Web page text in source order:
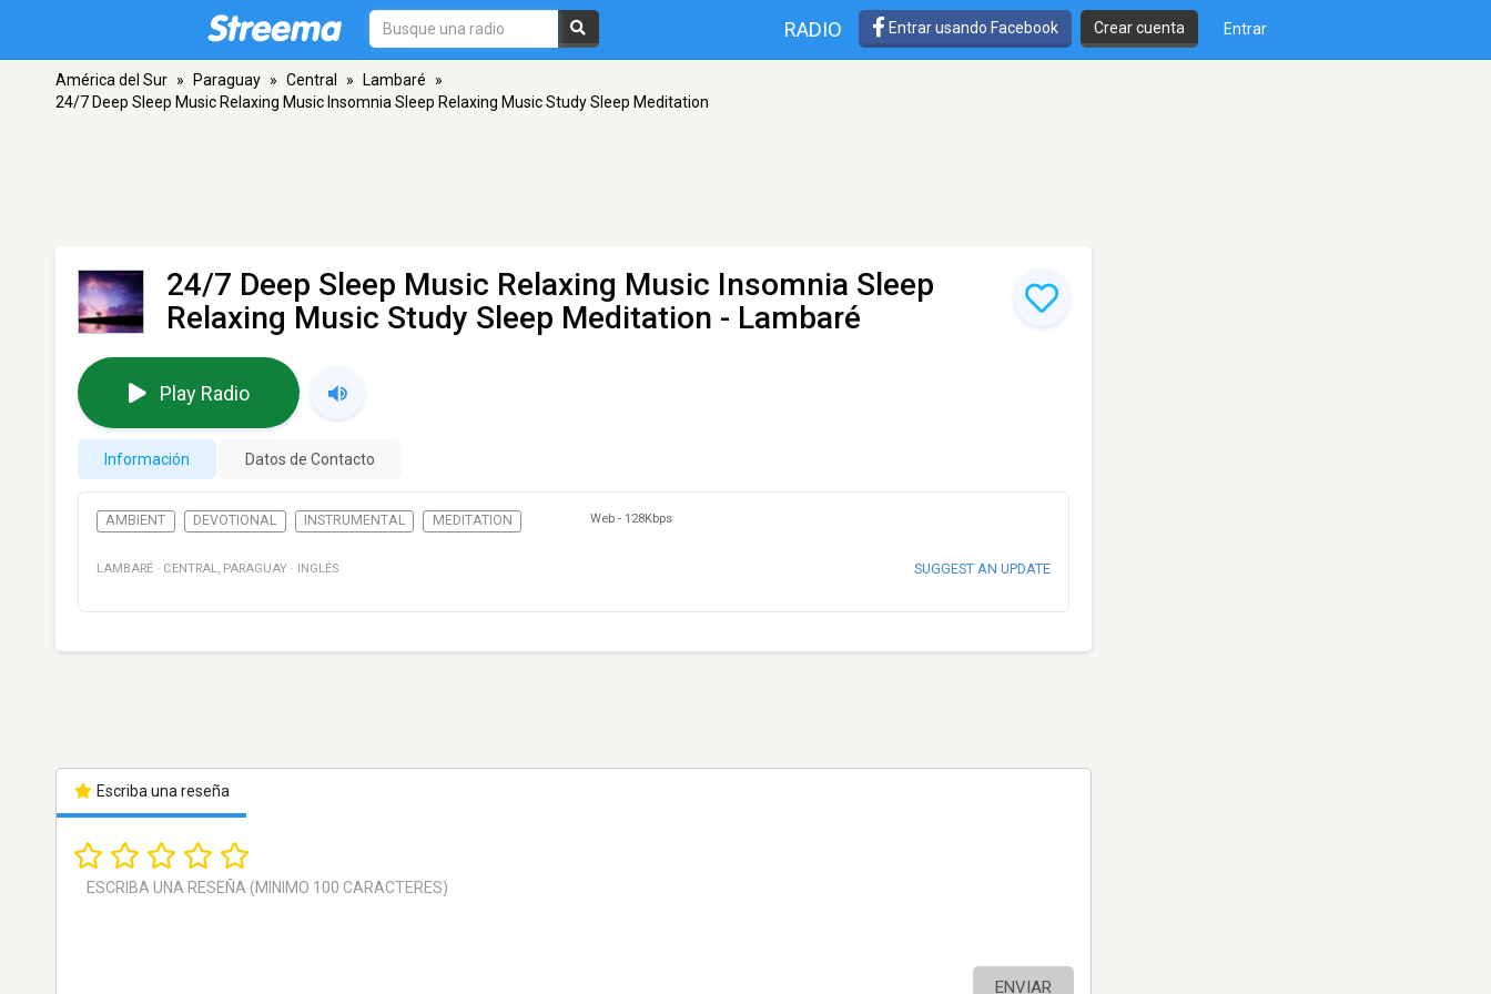
RADIO Entrar usando Facebook Crear cuenta Entrar
América del Sur » Paraguay » Central » Lambaré
»
24/7 Deep Sleep Music Relaxing Music Insomnia Sleep Relaxing Music Study Sleep Meditation
24/7 Deep Sleep Music Relaxing Music Insomnia Sleep
Relaxing Music Study Sleep Meditation - Lambaré
Play Radio
Información Datos de Contacto
AMBIENT DEVOTIONAL INSTRUMENTAL MEDITATION Web - 128Kbps
LAMBARÉ · CENTRAL, PARAGUAY · INGLÉS SUGGEST AN UPDATE
Escriba una reseña
ENVIAR